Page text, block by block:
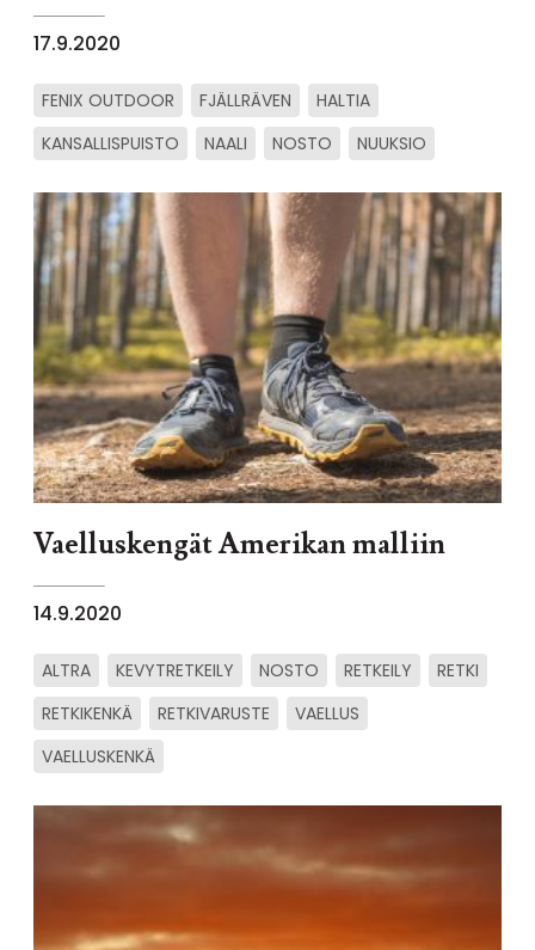
17.9.2020
FENIX OUTDOOR FJÄLLRÄVEN
HALTIA
KANSALLISPUISTO
NAALI NOSTO NUUKSIO
Vaelluskengät Amerikan malliin
14.9.2020
ALTRA KEVYTRETKEILY NOSTO RETKEILY
RETKI
RETKIKENKÄ
RETKIVARUSTE
VAELLUS
VAELLUSKENKÄ